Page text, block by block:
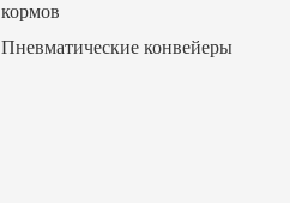
кормов
Пневматические конвейеры